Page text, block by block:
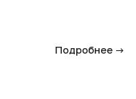
Подробнее →